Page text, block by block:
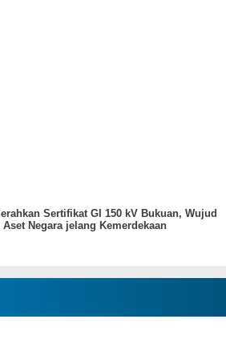
Sertifikat GI 150 kV Bukuan, Wujud
Negara jelang Kemerdekaan